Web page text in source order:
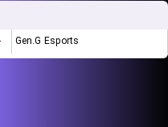
Gen.G Esports